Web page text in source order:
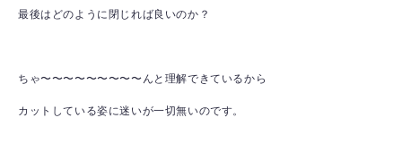
最後はどのように閉じれば良いのか？
ちゃ〜〜〜〜〜〜〜〜〜んと理解できているから
カットしている姿に迷いが一切無いのです。